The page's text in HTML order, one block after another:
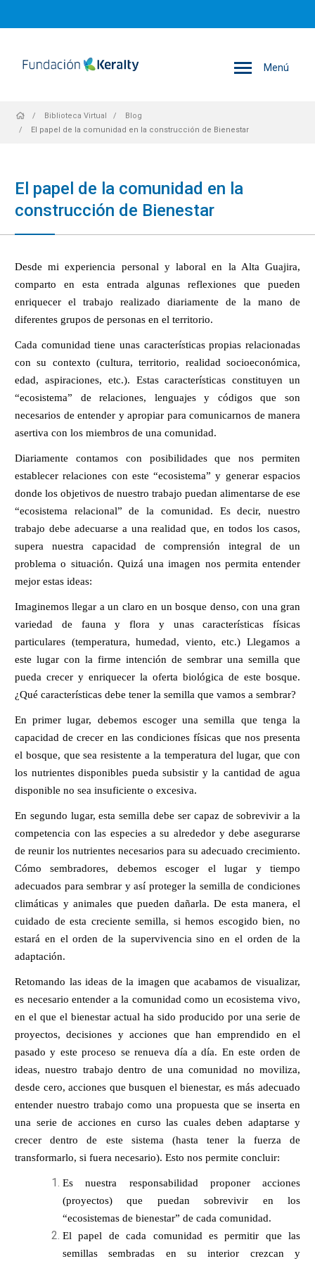
Menú
Sobrescribir
enlaces
de
ayuda
a
la
navegación
Biblioteca Virtual
Blog
El papel de la comunidad en la construcción de Bienestar
El papel de la comunidad en la
construcción de Bienestar
Desde mi experiencia personal y laboral en la Alta Guajira,
comparto en esta entrada algunas reflexiones que pueden
enriquecer el trabajo realizado diariamente de la mano de
diferentes grupos de personas en el territorio.
Cada comunidad tiene unas características propias relacionadas
con su contexto (cultura, territorio, realidad socioeconómica,
edad, aspiraciones, etc.). Estas características constituyen un
“ecosistema” de relaciones, lenguajes y códigos que son
necesarios de entender y apropiar para comunicarnos de manera
asertiva con los miembros de una comunidad.
Diariamente contamos con posibilidades que nos permiten
establecer relaciones con este “ecosistema” y generar espacios
donde los objetivos de nuestro trabajo puedan alimentarse de ese
“ecosistema relacional” de la comunidad. Es decir, nuestro
trabajo debe adecuarse a una realidad que, en todos los casos,
supera nuestra capacidad de comprensión integral de un
problema o situación. Quizá una imagen nos permita entender
mejor estas ideas:
Imaginemos llegar a un claro en un bosque denso, con una gran
variedad de fauna y flora y unas características físicas
particulares (temperatura, humedad, viento, etc.) Llegamos a
este lugar con la firme intención de sembrar una semilla que
pueda crecer y enriquecer la oferta biológica de este bosque.
¿Qué características debe tener la semilla que vamos a sembrar?
En primer lugar, debemos escoger una semilla que tenga la
capacidad de crecer en las condiciones físicas que nos presenta
el bosque, que sea resistente a la temperatura del lugar, que con
los nutrientes disponibles pueda subsistir y la cantidad de agua
disponible no sea insuficiente o excesiva.
En segundo lugar, esta semilla debe ser capaz de sobrevivir a la
competencia con las especies a su alrededor y debe asegurarse
de reunir los nutrientes necesarios para su adecuado crecimiento.
Cómo sembradores, debemos escoger el lugar y tiempo
adecuados para sembrar y así proteger la semilla de condiciones
climáticas y animales que pueden dañarla. De esta manera, el
cuidado de esta creciente semilla, si hemos escogido bien, no
estará en el orden de la supervivencia sino en el orden de la
adaptación.
Retomando las ideas de la imagen que acabamos de visualizar,
es necesario entender a la comunidad como un ecosistema vivo,
en el que el bienestar actual ha sido producido por una serie de
proyectos, decisiones y acciones que han emprendido en el
pasado y este proceso se renueva día a día. En este orden de
ideas, nuestro trabajo dentro de una comunidad no moviliza,
desde cero, acciones que busquen el bienestar, es más adecuado
entender nuestro trabajo como una propuesta que se inserta en
una serie de acciones en curso las cuales deben adaptarse y
crecer dentro de este sistema (hasta tener la fuerza de
transformarlo, si fuera necesario). Esto nos permite concluir:
Es nuestra responsabilidad proponer acciones
(proyectos) que puedan sobrevivir en los
“ecosistemas de bienestar” de cada comunidad.
El papel de cada comunidad es permitir que las
semillas sembradas en su interior crezcan y